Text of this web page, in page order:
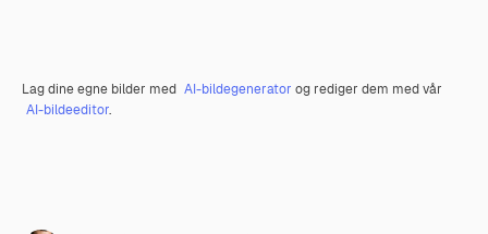
Lag dine egne bilder med AI-bildegenerator og rediger dem med vår
AI-bildeeditor.